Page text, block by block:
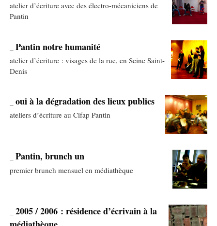
atelier d’écriture avec des électro-mécaniciens de
Pantin
Pantin notre humanité
atelier d’écriture : visages de la rue, en Seine Saint-
Denis
oui à la dégradation des lieux publics
ateliers d’écriture au Cifap Pantin
Pantin, brunch un
premier brunch mensuel en médiathèque
2005 / 2006 : résidence d’écrivain à la